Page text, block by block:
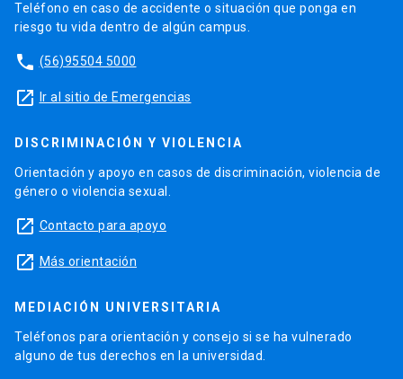
Teléfono en caso de accidente o situación que ponga en
riesgo tu vida dentro de algún campus.
phone (56)95504 5000
launch Ir al sitio de Emergencias
DISCRIMINACIÓN Y VIOLENCIA
Orientación y apoyo en casos de discriminación, violencia de
género o violencia sexual.
launch Contacto para apoyo
launch Más orientación
MEDIACIÓN UNIVERSITARIA
Teléfonos para orientación y consejo si se ha vulnerado
alguno de tus derechos en la universidad.